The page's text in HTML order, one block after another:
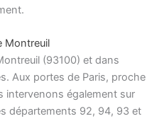
Montreuil
(93100) et dans
Aux portes de Paris, proche
intervenons également sur
départements 92, 94, 93 et